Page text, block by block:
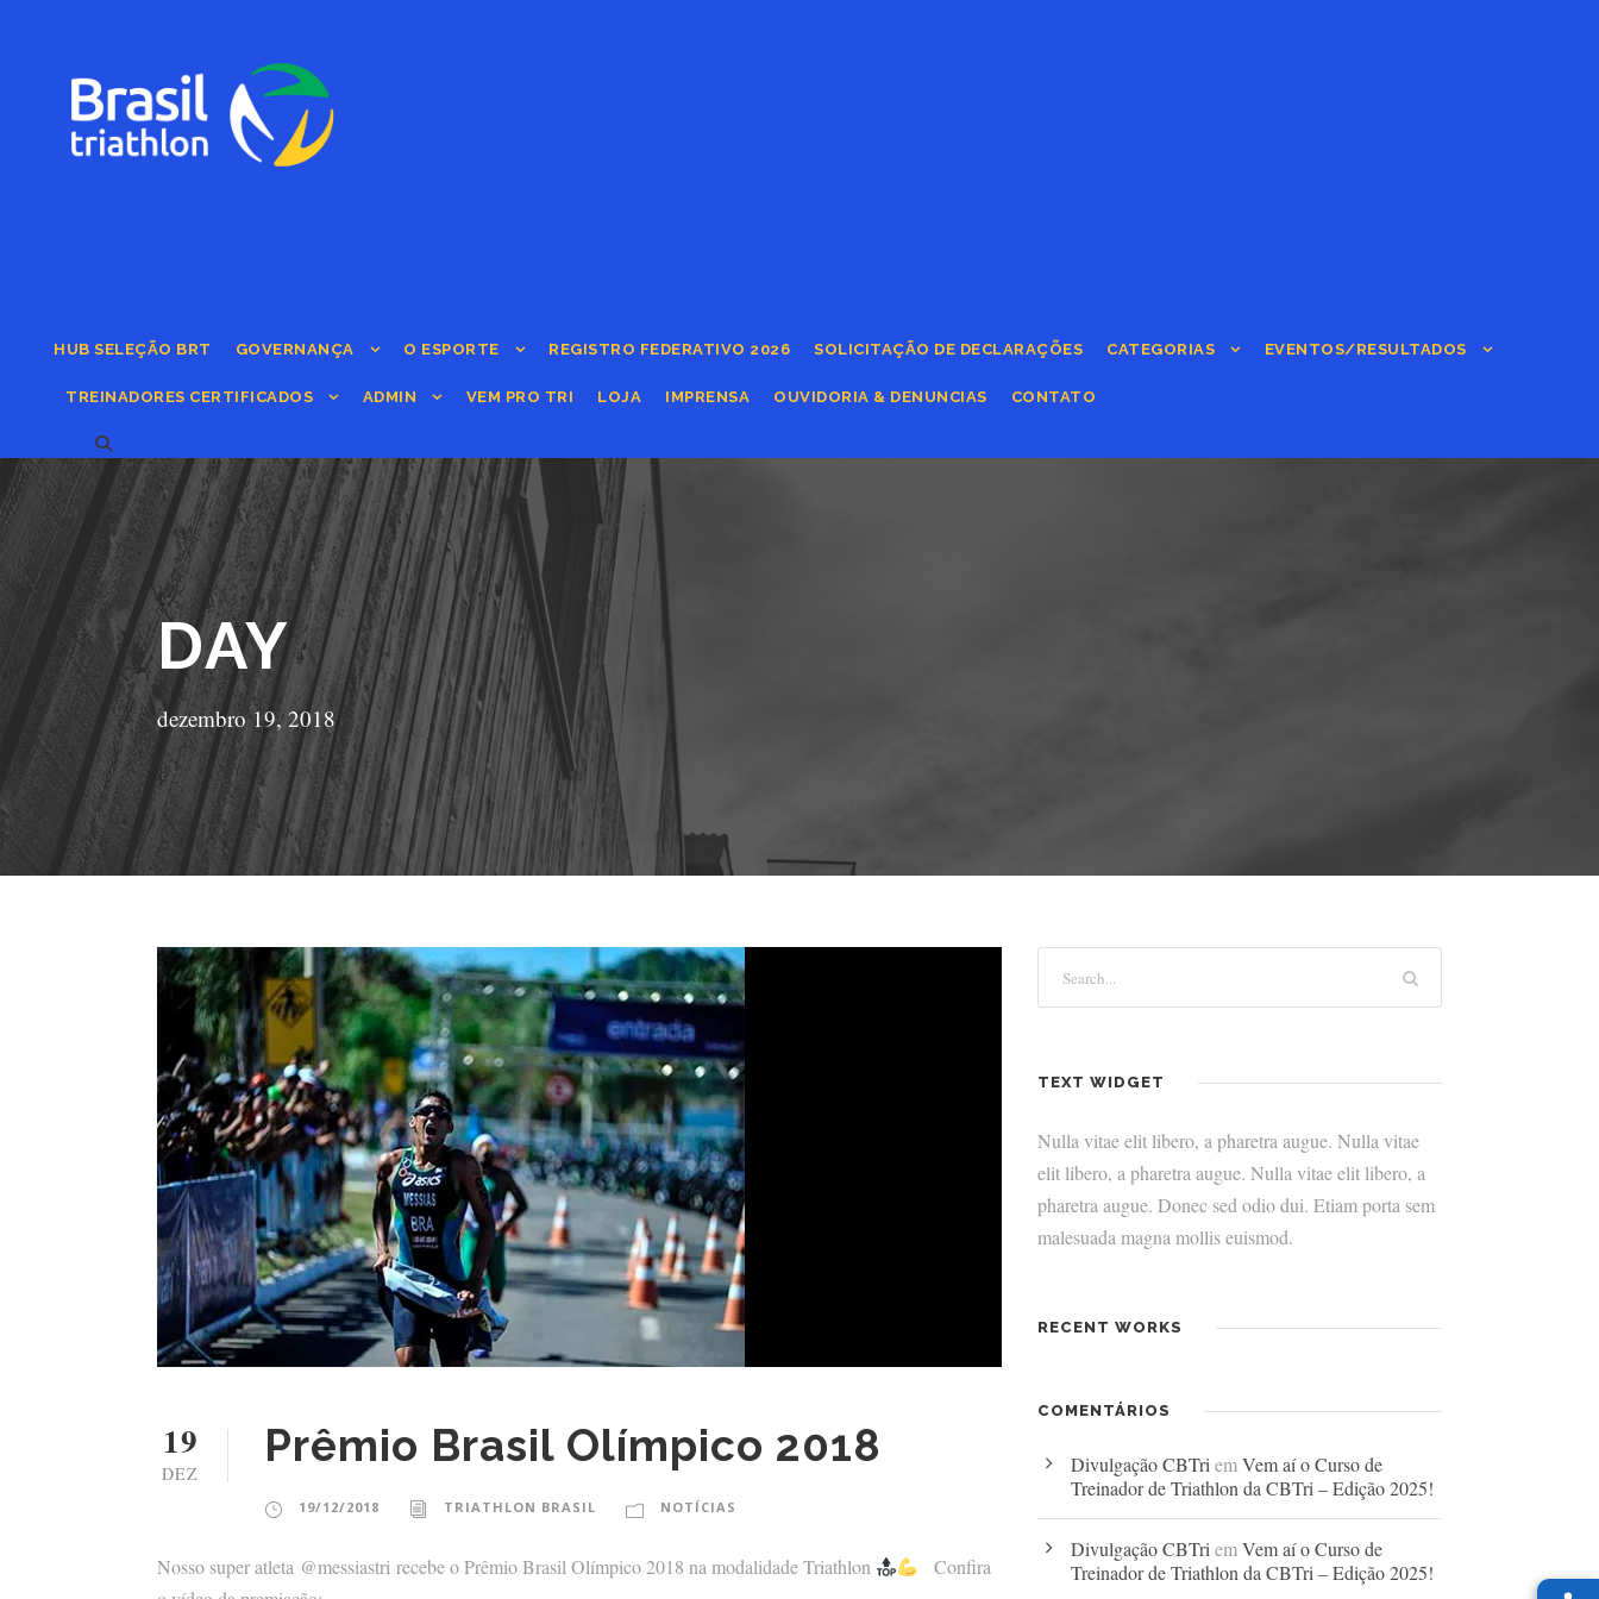
HUB SELEÇÃO BRT GOVERNANÇA O ESPORTE REGISTRO FEDERATIVO 2026 SOLICITAÇÃO DE DECLARAÇÕES CATEGORIAS EVENTOS/RESULTADOS
TREINADORES CERTIFICADOS ADMIN VEM PRO TRI LOJA IMPRENSA OUVIDORIA & DENUNCIAS CONTATO
DAY
dezembro 19, 2018
19
DEZ
Prêmio Brasil Olímpico 2018
19/12/2018 TRIATHLON BRASIL NOTÍCIAS
Nosso super atleta @messiastri recebe o Prêmio Brasil Olímpico 2018 na modalidade Triathlon
Confira
TEXT WIDGET
Nulla vitae elit libero, a pharetra augue. Nulla vitae
elit libero, a pharetra augue. Nulla vitae elit libero, a
pharetra augue. Donec sed odio dui. Etiam porta sem
malesuada magna mollis euismod.
RECENT WORKS
COMENTÁRIOS
Divulgação CBTriemVem aí o Curso de
Treinador de Triathlon da CBTri – Edição 2025!
Divulgação CBTriemVem aí o Curso de
Treinador de Triathlon da CBTri – Edição 2025!